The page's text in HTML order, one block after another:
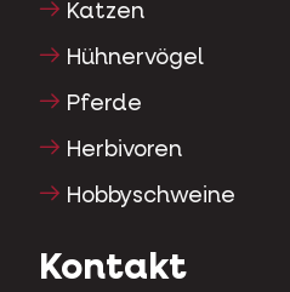
Katzen
Hühnervögel
Pferde
Herbivoren
Hobbyschweine
Kontakt